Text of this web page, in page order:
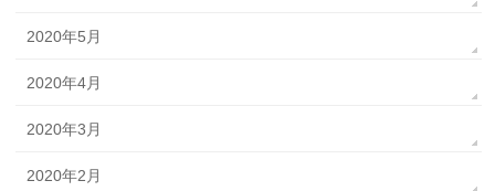
2020年5月
2020年4月
2020年3月
2020年2月